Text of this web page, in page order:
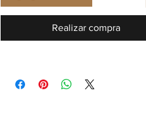
Realizar compra